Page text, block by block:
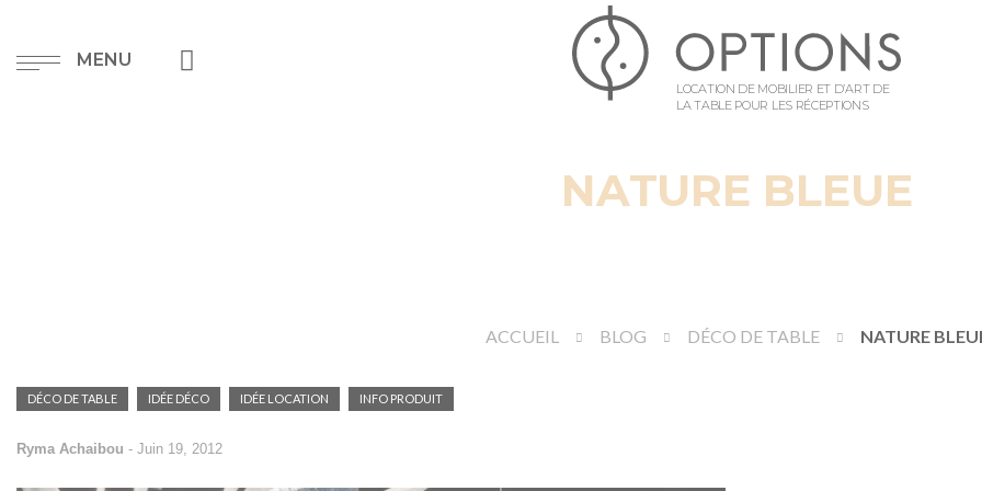
MENU
LOCATION DE MOBILIER ET D’ART DE
LA TABLE POUR LES RÉCEPTIONS
NATURE BLEUE
ACCUEIL BLOG DÉCO DE TABLE NATURE
DÉCO DE TABLE IDÉE DÉCO IDÉE LOCATION INFO PRODUIT
Ryma Achaibou - Juin 19, 2012